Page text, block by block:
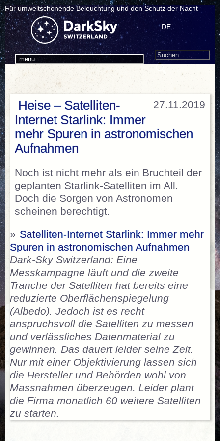
Für umweltschonende Beleuchtung und den Schutz der Nacht
menu
DE
Search
Suchen
27.11.2019
Heise – Satelliten-
Internet Starlink: Immer
mehr Spuren in astronomischen
Aufnahmen
Noch ist nicht mehr als ein Bruchteil der
geplanten Starlink-Satelliten im All.
Doch die Sorgen von Astronomen
scheinen berechtigt.
» Satelliten-Internet Starlink: Immer mehr
Spuren in astronomischen Aufnahmen
Dark-Sky Switzerland: Eine
Messkampagne läuft und die zweite
Tranche der Satelliten hat bereits eine
reduzierte Oberflächenspiegelung
(Albedo). Jedoch ist es recht
anspruchsvoll die Satelliten zu messen
und verlässliches Datenmaterial zu
gewinnen. Das dauert leider seine Zeit.
Nur mit einer Objektivierung lassen sich
die Hersteller und Behörden wohl von
Massnahmen überzeugen. Leider plant
die Firma monatlich 60 weitere Satelliten
zu starten.